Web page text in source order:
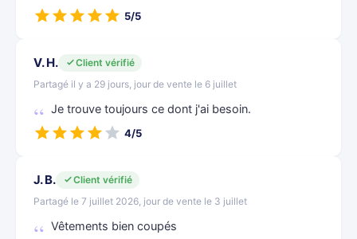
5/5
V. H.
Client vérifié
Partagé il y a 29 jours, jour de vente le 6 juillet
Je trouve toujours ce dont j'ai besoin.
4/5
J. B.
Client vérifié
Partagé le 7 juillet 2026, jour de vente le 3 juillet
Vêtements bien coupés